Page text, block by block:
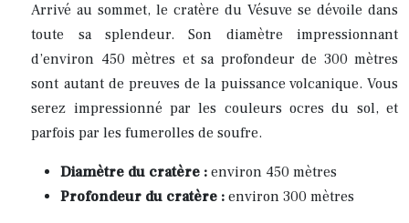
Arrivé au sommet, le cratère du Vésuve se dévoile dans
toute sa splendeur. Son diamètre impressionnant
d’environ 450 mètres et sa profondeur de 300 mètres
sont autant de preuves de la puissance volcanique. Vous
serez impressionné par les couleurs ocres du sol, et
parfois par les fumerolles de soufre.
Diamètre du cratère :environ 450 mètres
Profondeur du cratère :environ 300 mètres